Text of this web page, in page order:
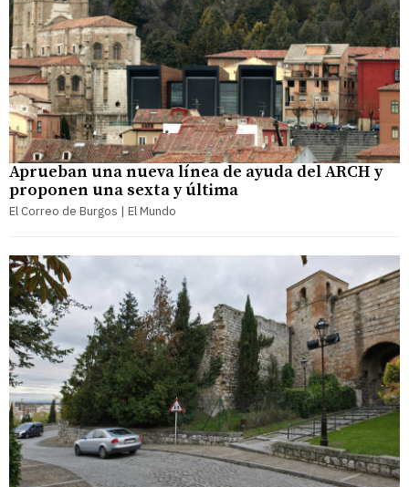
Aprueban una nueva línea de ayuda del ARCH y
proponen una sexta y última
El Correo de Burgos | El Mundo